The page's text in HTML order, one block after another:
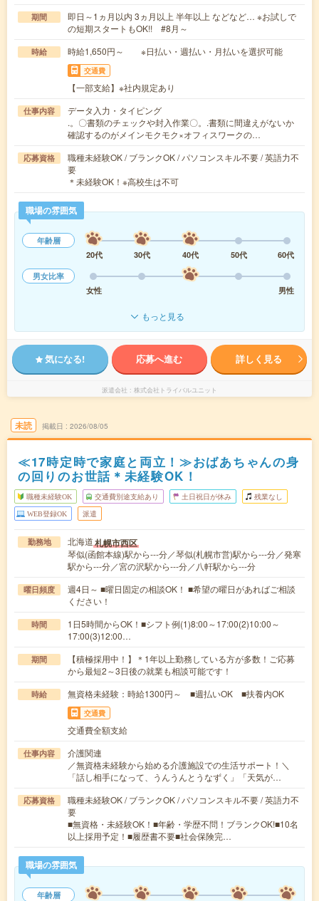
期間
即日～1ヵ月以内 3ヵ月以上 半年以上 などなど… ※お試しで
の短期スタートもOK!! #8月～
時給 時給1,650円～ ※日払い・週払い・月払いを選択可能
交通費
【一部支給】※社内規定あり
仕事内容
データ入力・タイピング
.。〇書類のチェックや封入作業〇。.書類に間違えがないか
確認するのがメインモクモク×オフィスワークの…
応募資格
職種未経験OK / ブランクOK / パソコンスキル不要 / 英語力不
要
＊未経験OK！※高校生は不可
職場の雰囲気
年齢層
20代
30代 40代 50代
60代
男女比率
女性
男性
もっと見る
気になる! 応募へ進む 詳しく見る
派遣会社 株式会社トライバルユニット
未読 掲載日 2026/08/05
≪17時定時で家庭と両立！≫おばあちゃんの身
の回りのお世話＊未経験OK！
職種未経験OK 交通費別途支給あり 土日祝日が休み 残業なし
WEB登録OK 派遣
勤務地 北海道札幌市西区
琴似(函館本線)駅から---分／琴似(札幌市営)駅から---分／発寒
駅から---分／宮の沢駅から---分／八軒駅から---分
曜日頻度
週4日～ ■曜日固定の相談OK！ ■希望の曜日があればご相談
ください！
時間
1日5時間からOK！■シフト例(1)8:00～17:00(2)10:00～
17:00(3)12:00…
期間
【積極採用中！】＊1年以上勤務している方が多数！ご応募
から最短2～3日後の就業も相談可能です！
時給 無資格未経験：時給1300円～ ■週払いOK ■扶養内OK
交通費
交通費全額支給
仕事内容
介護関連
／無資格未経験から始める介護施設での生活サポート！＼
「話し相手になって、うんうんとうなずく」「天気が…
応募資格
職種未経験OK / ブランクOK / パソコンスキル不要 / 英語力不
要
■無資格・未経験OK！■年齢・学歴不問！ブランクOK!■10名
以上採用予定！■履歴書不要■社会保険完…
職場の雰囲気
年齢層